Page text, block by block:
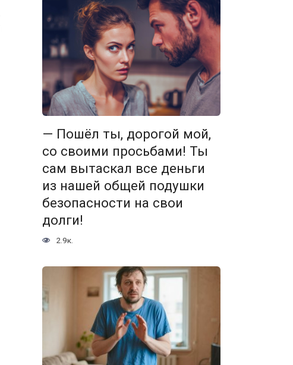
— Пошёл ты, дорогой мой,
со своими просьбами! Ты
сам вытаскал все деньги
из нашей общей подушки
безопасности на свои
долги!
2.9к.